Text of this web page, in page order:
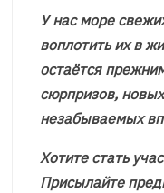
У нас море
воплотить их в
остаётся
сюрпризов,
незабываемых
Хотите стать
Присылайте